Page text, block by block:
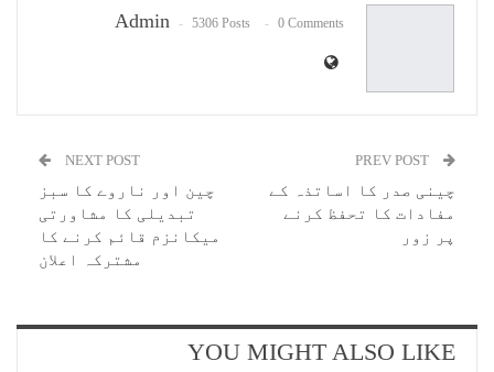
Admin 5306 Posts 0 Comments
چینی صدر کا اساتذہ کے
مفادات کا تحفظ کرنے
پر زور
NEXT POST
چین اور ناروے کا سبز
تبدیلی کا مشاورتی
میکانزم قائم کرنے کا
مشترکہ اعلان
YOU MIGHT ALSO LIKE